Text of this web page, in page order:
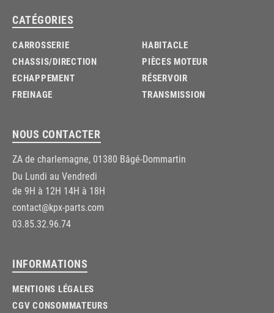
CATÉGORIES
CARROSSERIE
CHASSIS/DIRECTION
ECHAPPEMENT
FREINAGE
HABITACLE
PIÈCES MOTEUR
RÉSERVOIR
TRANSMISSION
NOUS CONTACTER
ZA de charlemagne, 01380 Bâgé-Dommartin
Du Lundi au Vendredi
de 9H à 12H 14H à 18H
contact@kpx-parts.com
03.85.32.96.74
INFORMATIONS
MENTIONS LÉGALES
CGV CONSOMMATEURS